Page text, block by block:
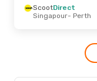
Ma 28 Sep.- Zo 4
Air Asia Indonesia
Air Asia Indonesia
ScootDirect
Singapour- Perth